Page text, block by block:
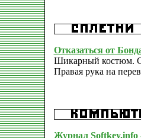
Отказаться от
Шикарный костюм.
Правая рука на
Журнал